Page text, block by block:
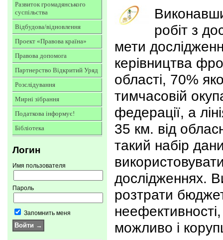
Развиток громадянського
суспільства
Відбудова/відновлення
Проект «Правова країна»
Правова допомога
Партнерство Відкритий Уряд
Розслідування
Мирні зібрання
Податкова інформує!
Бібліотека
Логин
Имя пользователя
Пароль
Запомнить меня
робіт з
мети
керівництва
області, 70%
тимчасовій
федерації, а
35 км. від
такий набір
дослідженнях.
розтрати
можливо і